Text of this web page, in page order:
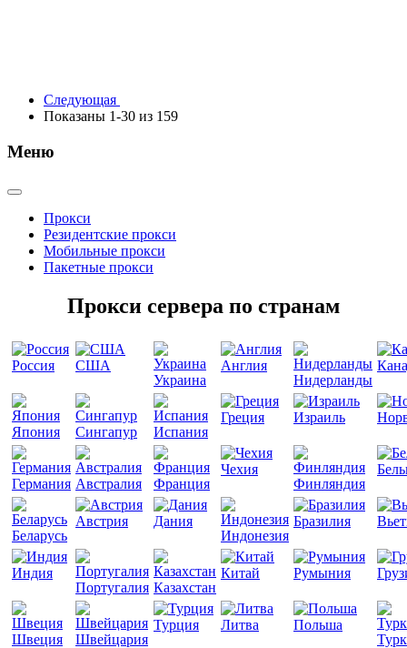
Следующая
Показаны 1-30 из 159
Меню
Прокси
Резидентские прокси
Мобильные прокси
Пакетные прокси
Прокси сервера по странам
Россия
США
Украина
Англия
Нидерланды
Япония Сингапур Испания
Греция Израиль
Германия Австралия Франция
Чехия
Финляндия
Беларусь
Австрия
Дания
Индонезия
Бразилия
Индия
Португалия Казахстан
Китай Румыния
Швеция Швейцария
Турция Литва
Польша